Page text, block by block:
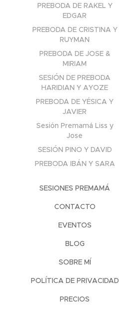
PREBODA DE RAKEL Y
EDGAR
PREBODA DE CRISTINA Y
RUYMAN
PREBODA DE JOSE &
MIRIAM
SESIÓN DE PREBODA
HARIDIAN Y AYOZE
PREBODA DE YÉSICA Y
JAVIER
Sesión Premamá Liss y
Jose
SESIÓN PINO Y DAVID
PREBODA IBÁN Y SARA
SESIONES PREMAMÁ
CONTACTO
EVENTOS
BLOG
SOBRE MÍ
POLÍTICA DE PRIVACIDAD
PRECIOS